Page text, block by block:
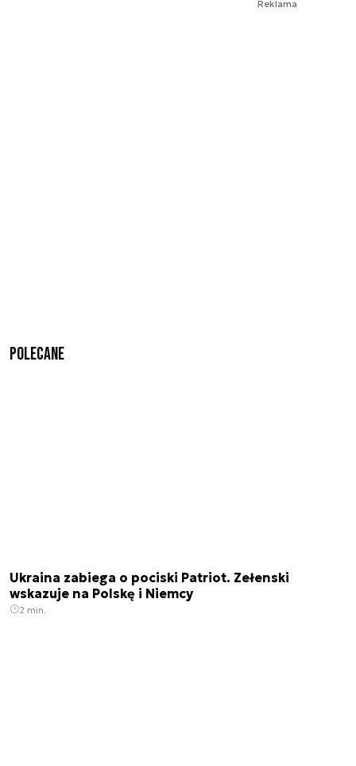
Reklama
Polecane
Ukraina zabiega o pociski Patriot. Zełenski
wskazuje na Polskę i Niemcy
2 min.